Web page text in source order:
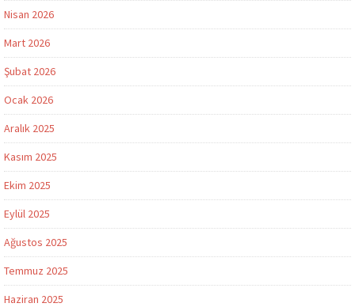
Nisan 2026
Mart 2026
Şubat 2026
Ocak 2026
Aralık 2025
Kasım 2025
Ekim 2025
Eylül 2025
Ağustos 2025
Temmuz 2025
Haziran 2025